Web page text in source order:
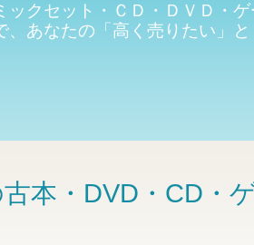
クセット・ＣＤ・ＤＶＤ・
、あなたの「高く売りたい」
本・DVD・CD・